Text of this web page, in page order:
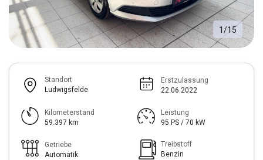
1 /15
Standort
Ludwigsfelde
Erstzulassung
22.06.2022
Kilometerstand
59.397 km
Leistung
95 PS / 70 kW
Getriebe
Automatik
Treibstoff
Benzin